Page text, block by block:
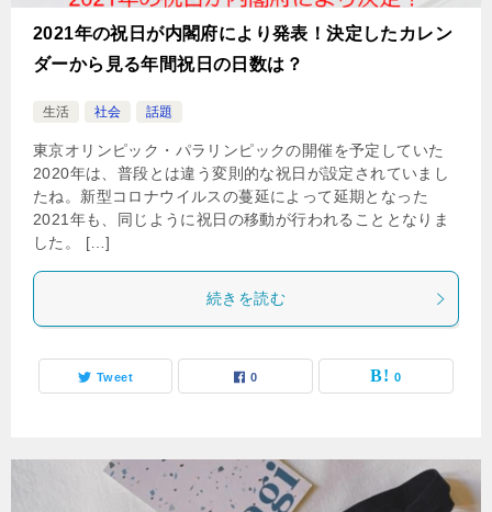
2021年の祝日が内閣府により発表！決定したカレン
ダーから見る年間祝日の日数は？
生活 社会 話題
東京オリンピック・パラリンピックの開催を予定していた
2020年は、普段とは違う変則的な祝日が設定されていまし
たね。新型コロナウイルスの蔓延によって延期となった
2021年も、同じように祝日の移動が行われることとなりま
した。 […]
続きを読む
Tweet 0 0